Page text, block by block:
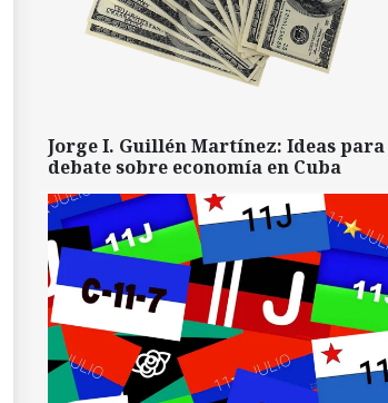
Jorge I. Guillén Martínez: Ideas
debate sobre economía en Cuba